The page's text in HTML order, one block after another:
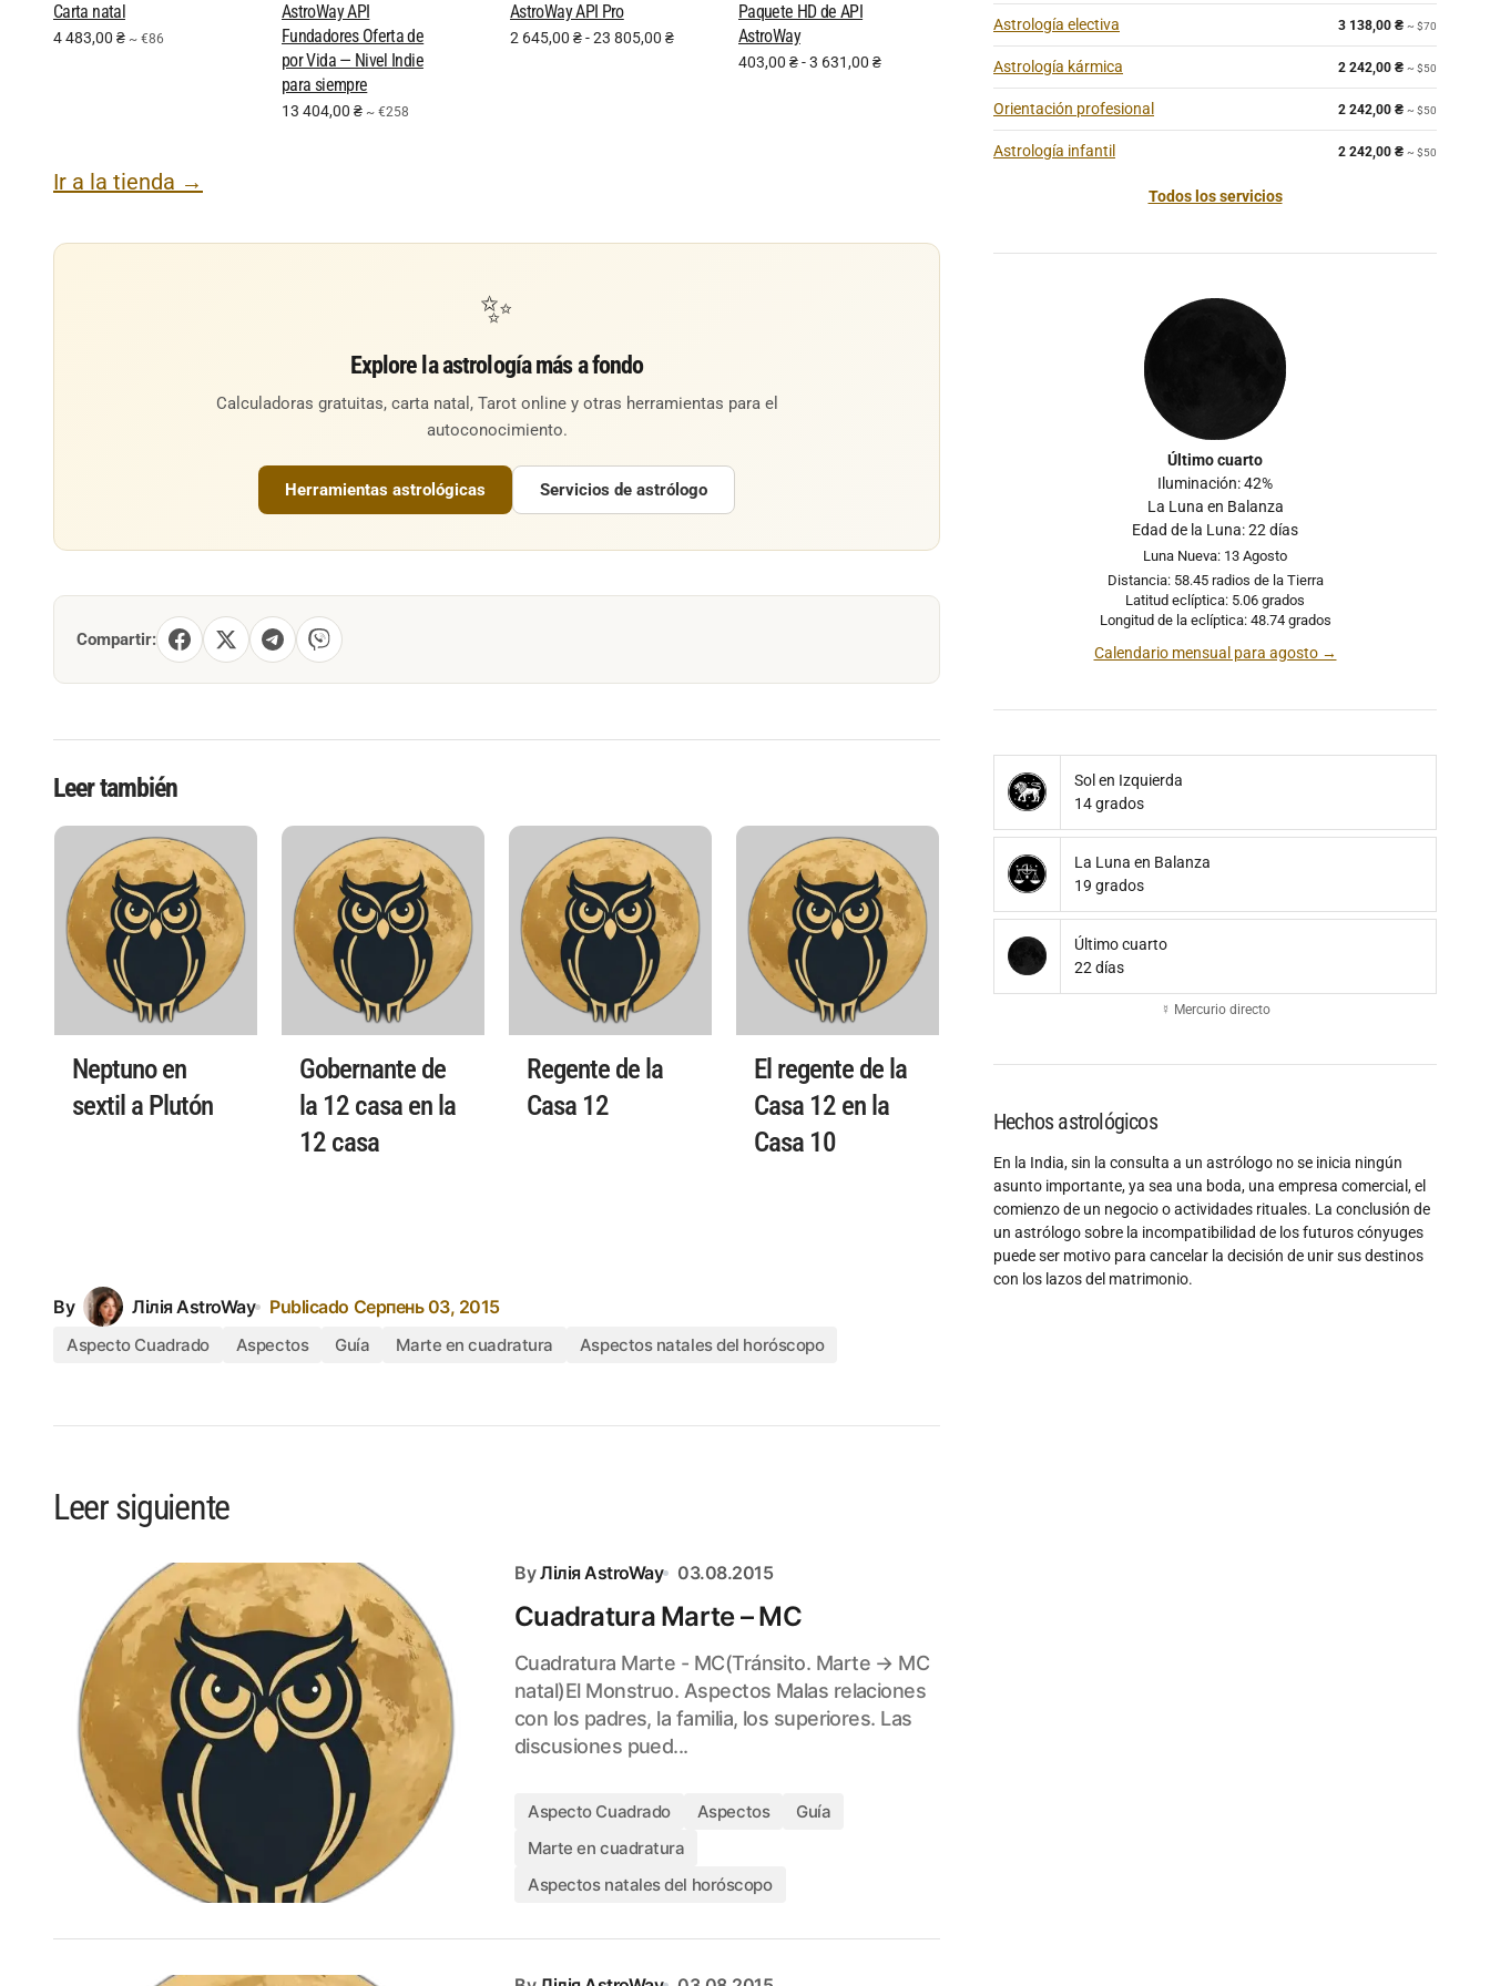
Carta natal
4 483,00 ₴ ~ €86
AstroWay API
Fundadores Oferta de
por Vida — Nivel Indie
para siempre
13 404,00 ₴ ~ €258
AstroWay API Pro
2 645,00 ₴-23 805,00 ₴
Paquete HD de API
AstroWay
403,00 ₴-3 631,00 ₴
Ir a la tienda →
✨
Explore la astrología más a fondo
Calculadoras gratuitas, carta natal, Tarot online y otras herramientas para el
autoconocimiento.
Herramientas astrológicas Servicios de astrólogo
Compartir:
Leer también
Neptuno en
sextil a Plutón
Gobernante de
la 12 casa en la
12 casa
Regente de la
Casa 12
El regente de la
Casa 12 en la
Casa 10
By Лілія AstroWay Publicado Серпень 03, 2015
Aspecto Cuadrado Aspectos Guía Marte en cuadratura Aspectos natales del horóscopo
Leer siguiente
By Лілія AstroWay 03.08.2015
Cuadratura Marte – MC
Cuadratura Marte - MC(Tránsito. Marte → MC
natal)El Monstruo. Aspectos Malas relaciones
con los padres, la familia, los superiores. Las
discusiones pued...
Aspecto Cuadrado Aspectos
Guía
Marte en cuadratura
Aspectos natales del horóscopo
Astrología electiva 3 138,00 ₴ ~ $70
Astrología kármica 2 242,00 ₴ ~ $50
Orientación profesional 2 242,00 ₴ ~ $50
Astrología infantil 2 242,00 ₴ ~ $50
Todos los servicios
Último cuarto
Iluminación: 42%
La Luna en Balanza
Edad de la Luna: 22 días
Luna Nueva: 13 Agosto
Distancia: 58.45 radios de la Tierra
Latitud eclíptica: 5.06 grados
Longitud de la eclíptica: 48.74 grados
Calendario mensual para agosto →
Sol en Izquierda
14 grados
La Luna en Balanza
19 grados
Último cuarto
22 días
☿ Mercurio directo
Hechos astrológicos
En la India, sin la consulta a un astrólogo no se inicia ningún
asunto importante, ya sea una boda, una empresa comercial, el
comienzo de un negocio o actividades rituales. La conclusión de
un astrólogo sobre la incompatibilidad de los futuros cónyuges
puede ser motivo para cancelar la decisión de unir sus destinos
con los lazos del matrimonio.